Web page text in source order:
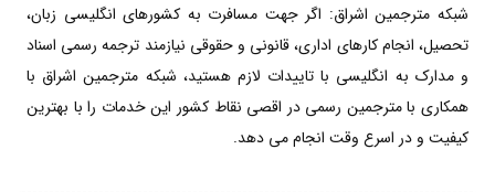
شبکه مترجمین اشراق: اگر جهت مسافرت به کشورهای انگلیسی زبان،
تحصیل، انجام کارهای اداری، قانونی و حقوقی نیازمند ترجمه رسمی اسناد
و مدارک به انگلیسی با تاییدات لازم هستید، شبکه مترجمین اشراق با
همکاری با مترجمین رسمی در اقصی نقاط کشور این خدمات را با بهترین
کیفیت و در اسرع وقت انجام می دهد.